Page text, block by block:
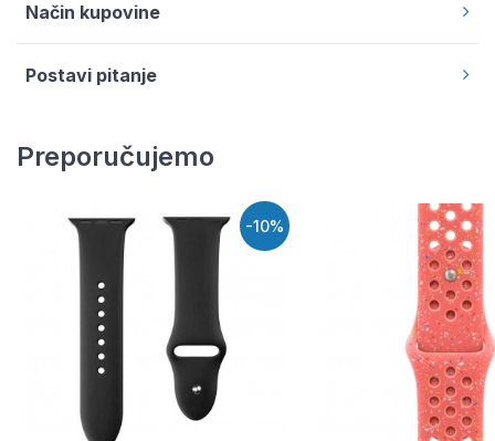
Način kupovine
Postavi pitanje
Preporučujemo
-10%